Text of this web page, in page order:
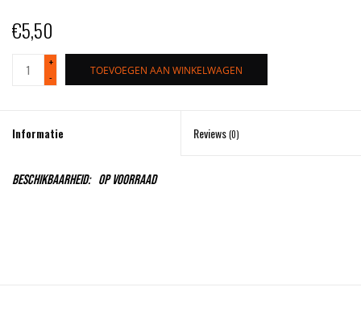
€5,50
+
-
TOEVOEGEN AAN WINKELWAGEN
Informatie Reviews(0)
Beschikbaarheid: Op voorraad